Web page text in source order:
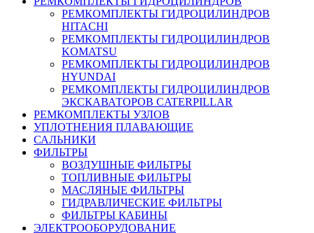
РЕМКОМПЛЕКТЫ ГИДРОЦИЛИНДРОВ
HITACHI
РЕМКОМПЛЕКТЫ ГИДРОЦИЛИНДРОВ
KOMATSU
РЕМКОМПЛЕКТЫ ГИДРОЦИЛИНДРОВ
HYUNDAI
РЕМКОМПЛЕКТЫ ГИДРОЦИЛИНДРОВ
ЭКСКАВАТОРОВ CATERPILLAR
РЕМКОМПЛЕКТЫ УЗЛОВ
УПЛОТНЕНИЯ ПЛАВАЮЩИЕ
САЛЬНИКИ
ФИЛЬТРЫ
ВОЗДУШНЫЕ ФИЛЬТРЫ
ТОПЛИВНЫЕ ФИЛЬТРЫ
МАСЛЯНЫЕ ФИЛЬТРЫ
ГИДРАВЛИЧЕСКИЕ ФИЛЬТРЫ
ФИЛЬТРЫ КАБИНЫ
ЭЛЕКТРООБОРУДОВАНИЕ